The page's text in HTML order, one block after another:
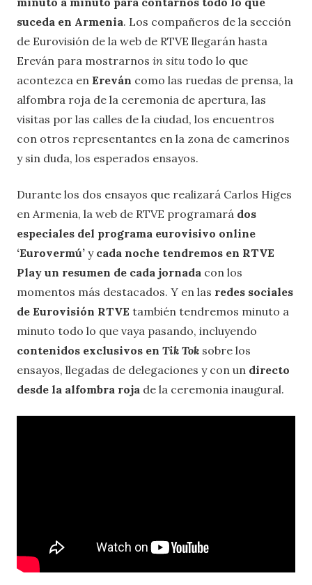
suceda en Armenia. Los compañeros de la sección
de Eurovisión de la web de RTVE llegarán hasta
Ereván para mostrarnos in situtodo lo que
acontezca en Ereván como las ruedas de prensa, la
alfombra roja de la ceremonia de apertura, las
visitas por las calles de la ciudad, los encuentros
con otros representantes en la zona de camerinos
y sin duda, los esperados ensayos.
Durante los dos ensayos que realizará Carlos Higes
en Armenia, la web de RTVE programará dos
especiales del programa eurovisivo online
‘Eurovermú’ y cada noche tendremos en RTVE
Play un resumen de cada jornada con los
momentos más destacados. Y en las redes sociales
de Eurovisión RTVE también tendremos minuto a
minuto todo lo que vaya pasando, incluyendo
contenidos exclusivos en Tik Tok sobre los
ensayos, llegadas de delegaciones y con un directo
desde la alfombra roja de la ceremonia inaugural.